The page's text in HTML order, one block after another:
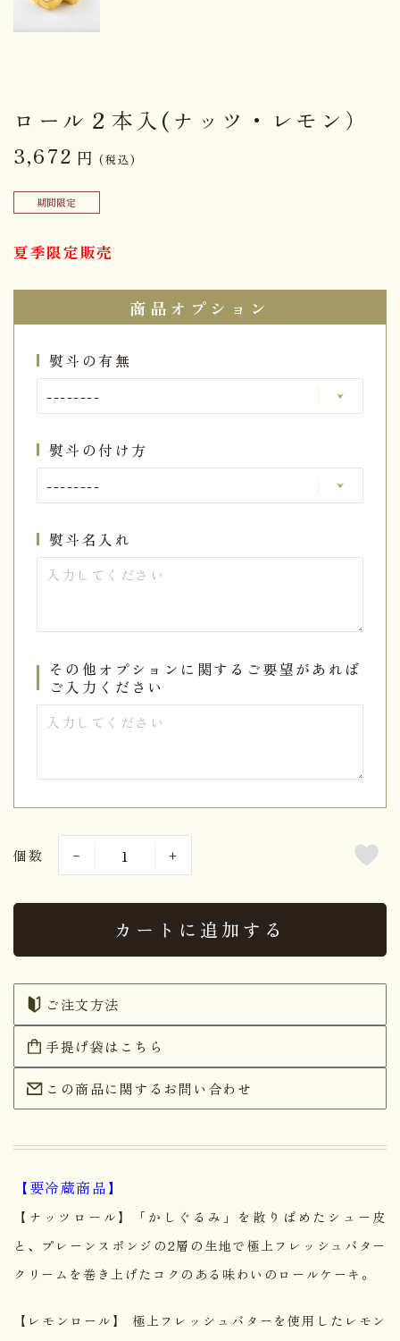
ロール２本入(ナッツ・レモン）
3,672 円 (税込)
期間限定
夏季限定販売
商品オプション
熨斗の有無
熨斗の付け方
熨斗名入れ
その他オプションに関するご要望があれば
ご入力ください
個数
カートに追加する
ご注文方法
手提げ袋はこちら
この商品に関するお問い合わせ
【要冷蔵商品】
【ナッツロール】「かしぐるみ」を散りばめたシュー皮
と、プレーンスポンジの2層の生地で極上フレッシュバター
クリームを巻き上げたコクのある味わいのロールケーキ。
【レモンロール】 極上フレッシュバターを使用したレモン